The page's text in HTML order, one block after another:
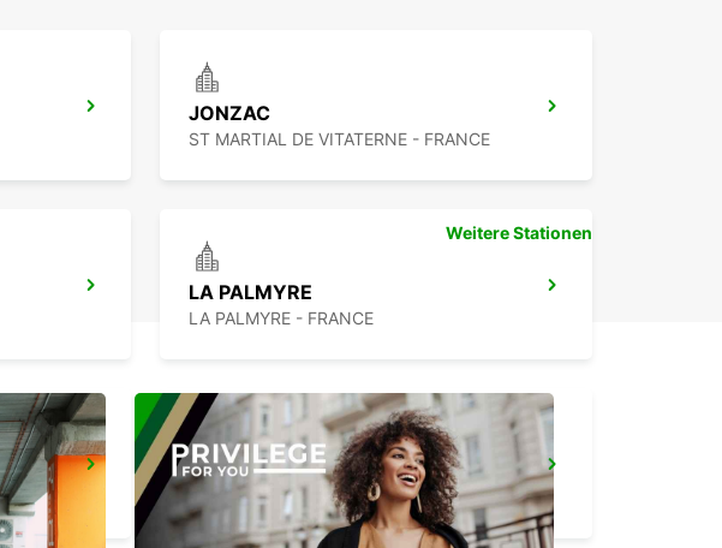
JONZAC
ST MARTIAL DE VITATERNE - FRANCE
LA PALMYRE
LA PALMYRE - FRANCE
LA ROCHELLE PERIGNY
LA ROCHELLE - FRANCE
Weitere Stationen